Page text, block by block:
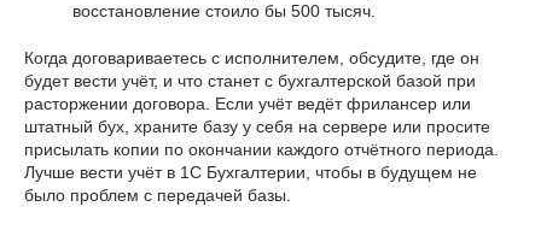
восстановление стоило бы 500 тысяч.
Когда договариваетесь с исполнителем, обсудите, где он
будет вести учёт, и что станет с бухгалтерской базой при
расторжении договора. Если учёт ведёт фрилансер или
штатный бух, храните базу у себя на сервере или просите
присылать копии по окончании каждого отчётного периода.
Лучше вести учёт в 1С Бухгалтерии, чтобы в будущем не
было проблем с передачей базы.